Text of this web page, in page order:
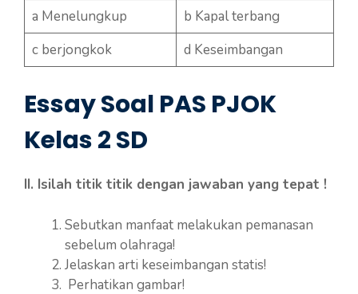
a Menelungkup
b Kapal terbang
c berjongkok
d Keseimbangan
Essay Soal PAS PJOK
Kelas 2 SD
II. Isilah titik titik dengan jawaban yang tepat !
Sebutkan manfaat melakukan pemanasan
sebelum olahraga!
Jelaskan arti keseimbangan statis!
Perhatikan gambar!